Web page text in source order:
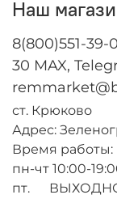
Наш
8(800)551-
30 MAX,
ст. Крюково
Адрес:
Время работы:
пн-чт 10:00-
пт.